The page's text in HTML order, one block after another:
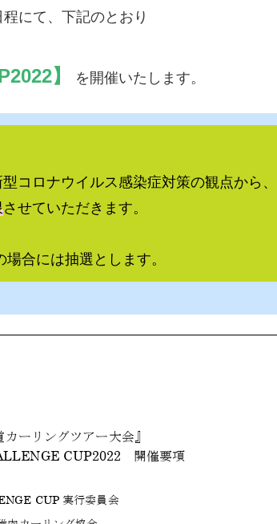
にて、下記のとおり
】 を開催いたします。
コロナウイルス感染症対策の観点から
させていただきます。
合には抽選とします。